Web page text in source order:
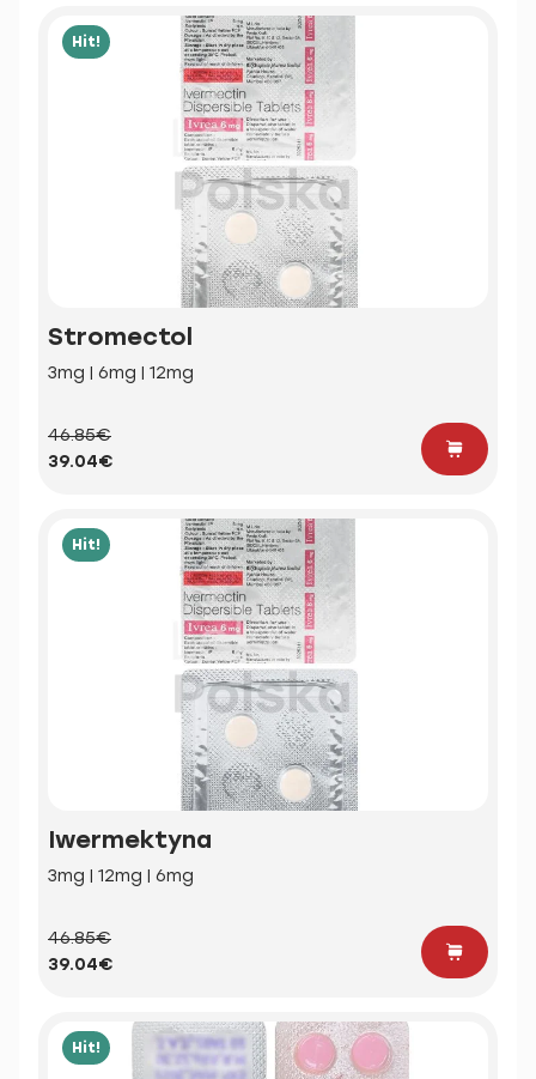
Hit!
Stromectol
3mg | 6mg | 12mg
46.85€
39.04€
Hit!
Iwermektyna
3mg | 12mg | 6mg
46.85€
39.04€
Hit!